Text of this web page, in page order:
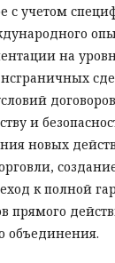
с учетом
на
и
новых
к полной
прямого
объединения.